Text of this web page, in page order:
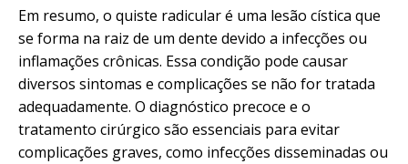
Em resumo, o quiste radicular é uma lesão cística que
se forma na raiz de um dente devido a infecções ou
inflamações crônicas. Essa condição pode causar
diversos sintomas e complicações se não for tratada
adequadamente. O diagnóstico precoce e o
tratamento cirúrgico são essenciais para evitar
complicações graves, como infecções disseminadas ou